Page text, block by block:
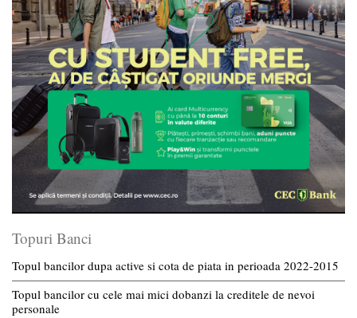
Topuri Banci
Topul bancilor dupa active si cota de piata in perioada 2022-2015
Topul bancilor cu cele mai mici dobanzi la creditele de nevoi
personale